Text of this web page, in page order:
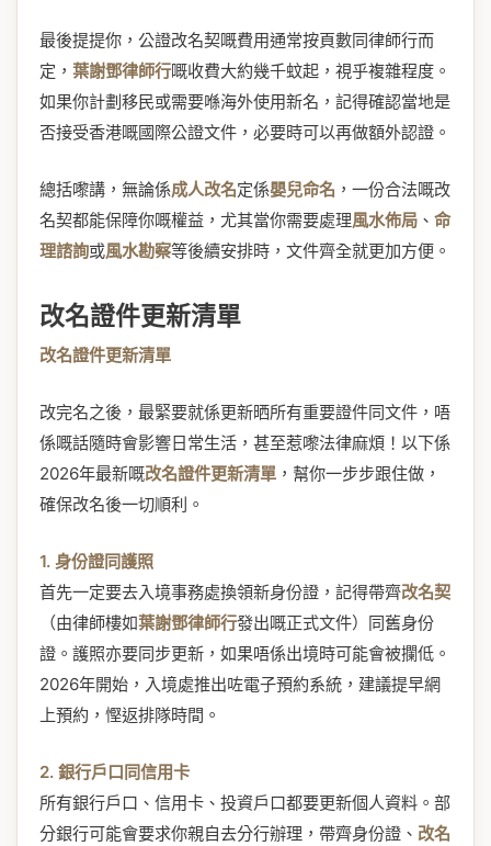
最後提提你，公證改名契嘅費用通常按頁數同律師行而
定， 葉謝鄧律師行嘅收費大約幾千蚊起，視乎複雜程度。
如果你計劃移民或需要喺海外使用新名，記得確認當地是
否接受香港嘅國際公證文件，必要時可以再做額外認證。
總括嚟講，無論係成人改名定係嬰兒命名 ，一份合法嘅改
名契都能保障你嘅權益，尤其當你需要處理風水佈局 、 命
理諮詢或風水勘察等後續安排時，文件齊全就更加方便。
改名證件更新清單
改名證件更新清單
改完名之後，最緊要就係更新晒所有重要證件同文件，唔
係嘅話隨時會影響日常生活，甚至惹嚟法律麻煩！以下係
2026年最新嘅改名證件更新清單 ，幫你一步步跟住做，
確保改名後一切順利。
1. 身份證同護照
首先一定要去入境事務處換領新身份證，記得帶齊改名契
（由律師樓如葉謝鄧律師行發出嘅正式文件）同舊身份
證。護照亦要同步更新，如果唔係出境時可能會被攔低。
2026年開始，入境處推出咗電子預約系統，建議提早網
上預約，慳返排隊時間。
2. 銀行戶口同信用卡
所有銀行戶口、信用卡、投資戶口都要更新個人資料。部
分銀行可能會要求你親自去分行辦理，帶齊身份證、 改名